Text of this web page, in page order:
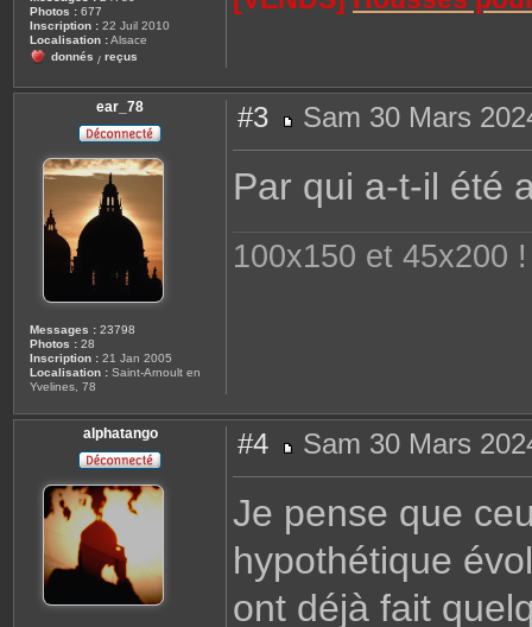
Photos : 677
Inscription : 22 Juil 2010
Localisation :Alsace
donnés / reçus
ear_78
Messages : 23798
Photos : 28
Inscription : 21 Jan 2005
Localisation : Saint-Arnoult en
Yvelines, 78
#3
e
Sam 30 Mars
Par qui a-t-il été
100x150 et 45x200
alphatango #4
e
a
Sam 30 Mars
Je pense que
hypothétique
ont déjà fait